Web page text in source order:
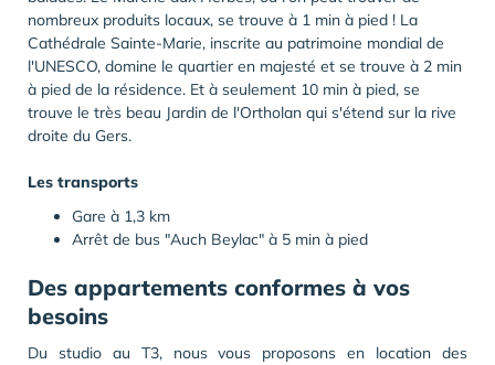
nombreux produits locaux, se trouve à 1 min à pied ! La
Cathédrale Sainte-Marie, inscrite au patrimoine mondial de
l'UNESCO, domine le quartier en majesté et se trouve à 2 min
à pied de la résidence. Et à seulement 10 min à pied, se
trouve le très beau Jardin de l'Ortholan qui s'étend sur la rive
droite du Gers.
Les transports
Gare à 1,3 km
Arrêt de bus "Auch Beylac" à 5 min à pied
Des appartements conformes à vos
besoins
Du studio au T3, nous vous proposons en location des